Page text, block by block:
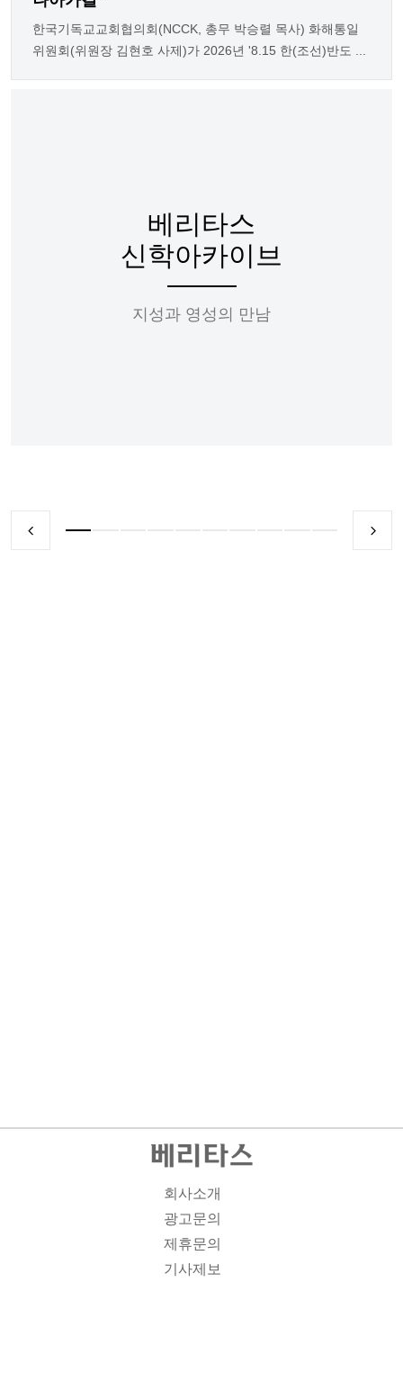
한국기독교교회협의회(NCCK, 총무 박승렬 목사) 화해통일
위원회(위원장 김현호 사제)가 2026년 '8.15 한(조선)반도 ...
베리타스
신학아카이브
지성과 영성의 만남
회사소개
광고문의
제휴문의
기사제보